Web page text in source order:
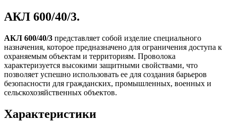
АКЛ 600/40/3.
АКЛ 600/40/3 представляет собой изделие специального
назначения, которое предназначено для ограничения доступа к
охраняемым объектам и территориям. Проволока
характеризуется высокими защитными свойствами, что
позволяет успешно использовать ее для создания барьеров
безопасности для гражданских, промышленных, военных и
сельскохозяйственных объектов.
Характеристики